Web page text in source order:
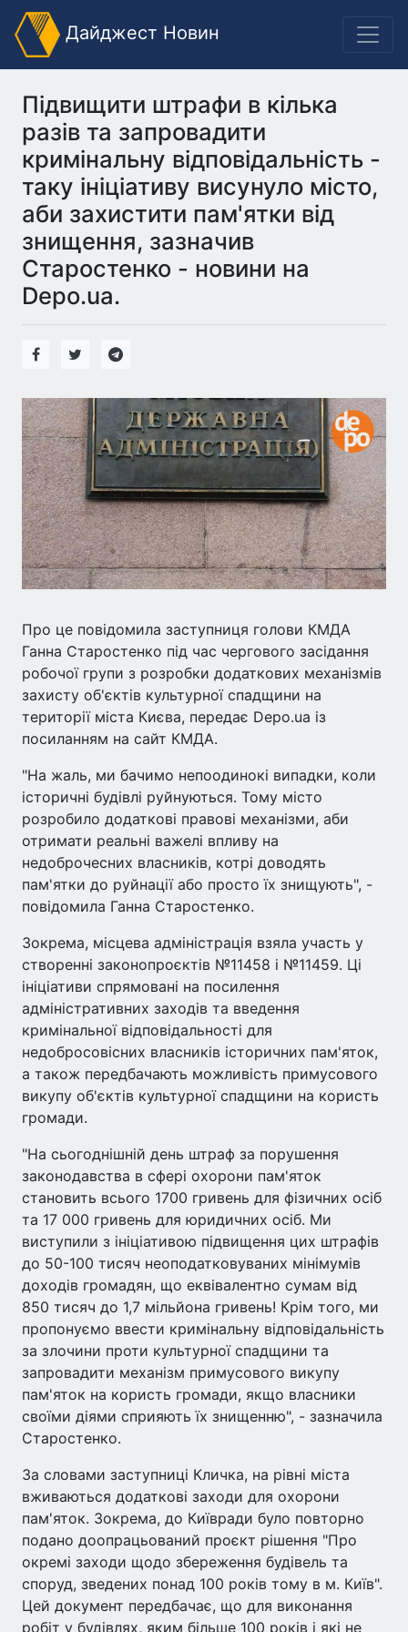
Дайджест Новин
Підвищити штрафи в кілька
разів та запровадити
кримінальну відповідальність -
таку ініціативу висунуло місто,
аби захистити пам'ятки від
знищення, зазначив
Старостенко - новини на
Depo.ua.
Про це повідомила заступниця голови КМДА
Ганна Старостенко під час чергового засідання
робочої групи з розробки додаткових механізмів
захисту об'єктів культурної спадщини на
території міста Києва, передає Depo.ua із
посиланням на сайт КМДА.
"На жаль, ми бачимо непоодинокі випадки, коли
історичні будівлі руйнуються. Тому місто
розробило додаткові правові механізми, аби
отримати реальні важелі впливу на
недоброчесних власників, котрі доводять
пам'ятки до руйнації або просто їх знищують", -
повідомила Ганна Старостенко.
Зокрема, місцева адміністрація взяла участь у
створенні законопроєктів №11458 і №11459. Ці
ініціативи спрямовані на посилення
адміністративних заходів та введення
кримінальної відповідальності для
недобросовісних власників історичних пам'яток,
а також передбачають можливість примусового
викупу об'єктів культурної спадщини на користь
громади.
"На сьогоднішній день штраф за порушення
законодавства в сфері охорони пам'яток
становить всього 1700 гривень для фізичних осіб
та 17 000 гривень для юридичних осіб. Ми
виступили з ініціативою підвищення цих штрафів
до 50-100 тисяч неоподатковуваних мінімумів
доходів громадян, що еквівалентно сумам від
850 тисяч до 1,7 мільйона гривень! Крім того, ми
пропонуємо ввести кримінальну відповідальність
за злочини проти культурної спадщини та
запровадити механізм примусового викупу
пам'яток на користь громади, якщо власники
своїми діями сприяють їх знищенню", - зазначила
Старостенко.
За словами заступниці Кличка, на рівні міста
вживаються додаткові заходи для охорони
пам'яток. Зокрема, до Київради було повторно
подано доопрацьований проєкт рішення "Про
окремі заходи щодо збереження будівель та
споруд, зведених понад 100 років тому в м. Київ".
Цей документ передбачає, що для виконання
робіт у будівлях, яким більше 100 років і які не